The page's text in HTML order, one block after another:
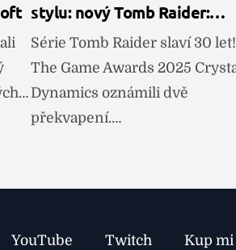
stylu: nový Tomb Raider:…
Série Tomb Raider slaví 30
The Game Awards 2025
Dynamics oznámili dvě
překvapení.…
YouTube Twitch Kup